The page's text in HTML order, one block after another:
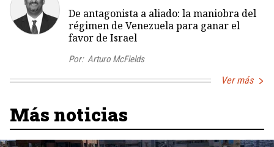
De antagonista a aliado: la maniobra del
régimen de Venezuela para ganar el
favor de Israel
Por: Arturo McFields
Ver más
Más noticias